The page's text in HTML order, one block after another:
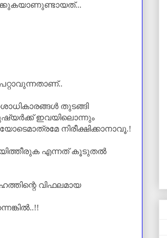
തുടങ്ങി
ഇവയിലൊന്നും
നിരീക്ഷിക്കാനാവൂ.!
എന്നത്‌ കൂടുതൽ
വിഫലമായ
!!